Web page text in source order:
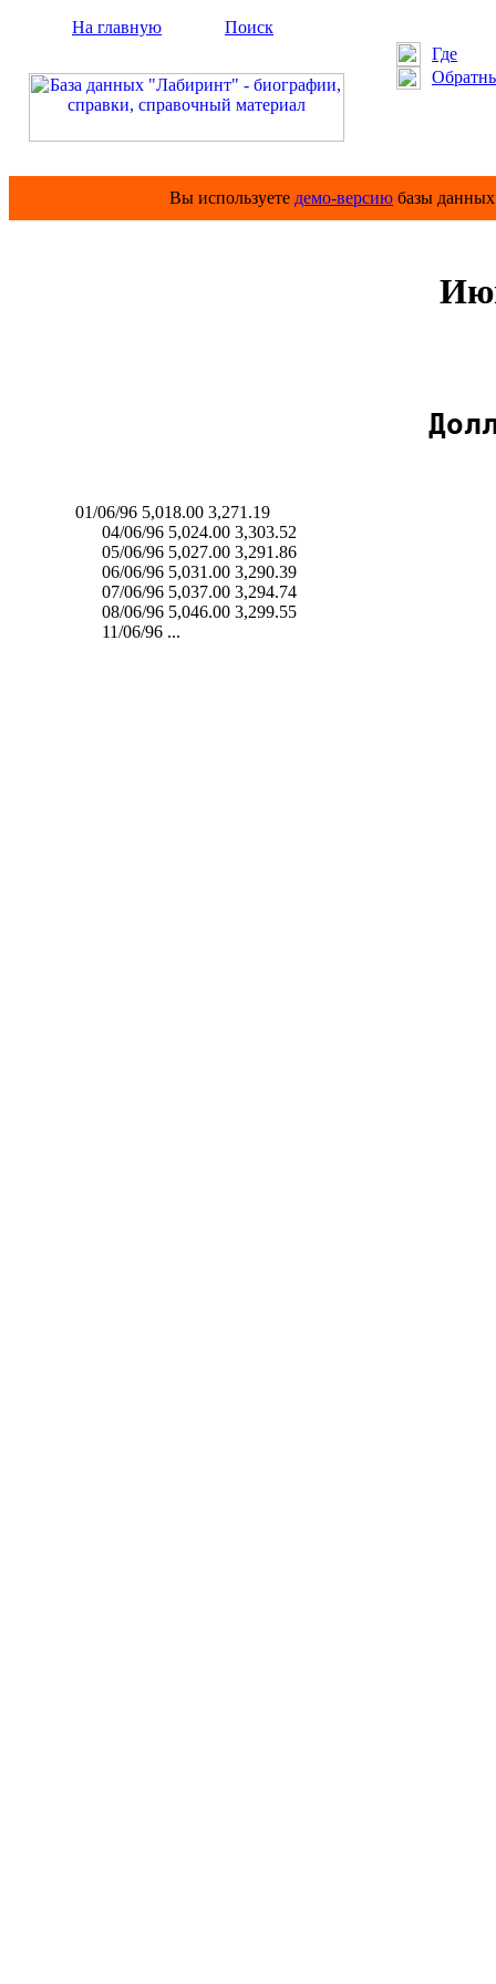
На главную
Поиск
Где
Вы используете демо-версию базы
01/06/96 5,018.00 3,271.19
04/06/96 5,024.00 3,303.52
05/06/96 5,027.00 3,291.86
06/06/96 5,031.00 3,290.39
07/06/96 5,037.00 3,294.74
08/06/96 5,046.00 3,299.55
11/06/96 ...